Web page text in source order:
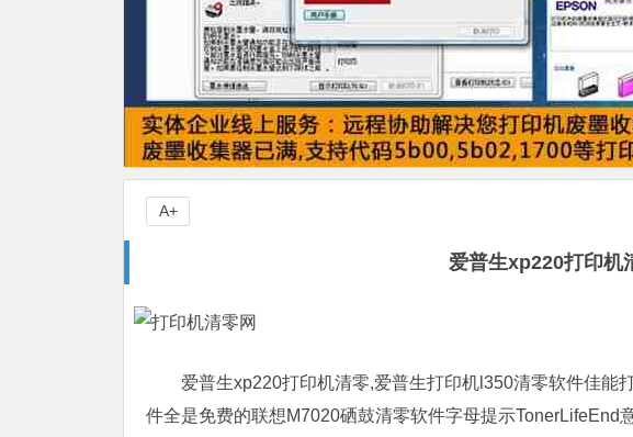
爱普生xp220打印机
A+
爱普生xp220打印机清零,爱普生打印机l350清零软件佳能
件全是免费的联想M7020硒鼓清零软件字母提示TonerLifeEnd